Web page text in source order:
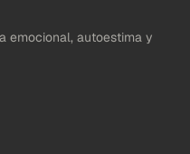
emocional, autoestima y